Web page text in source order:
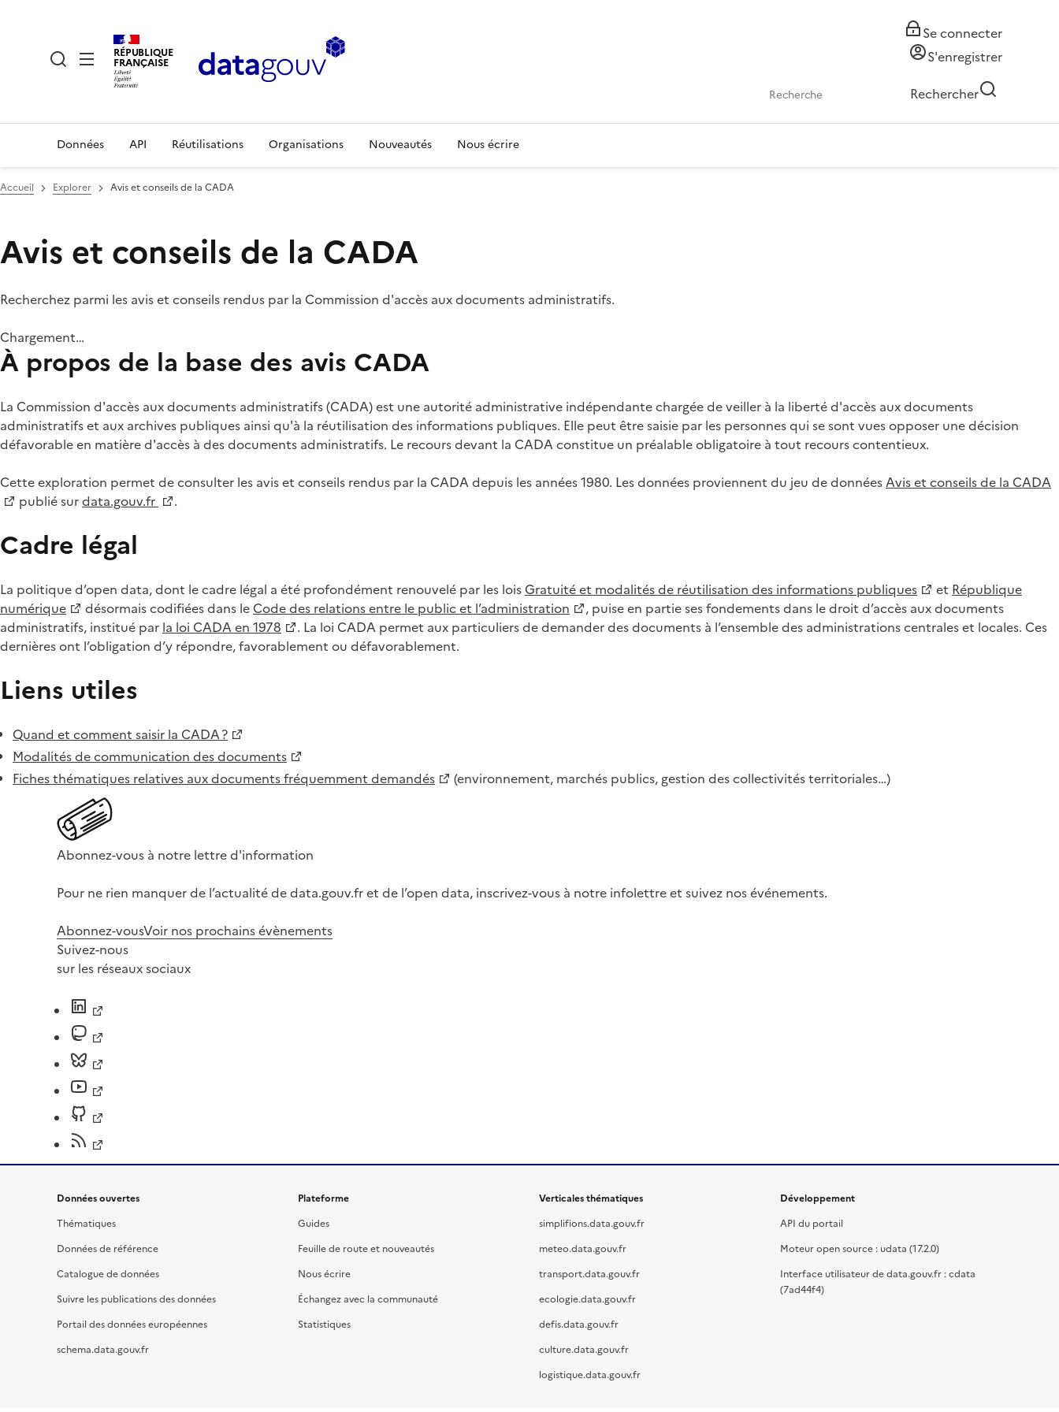
RÉPUBLIQUE
FRANÇAISE
Se connecter
S'enregistrer
Rechercher
Données API Réutilisations Organisations Nouveautés Nous écrire
Accueil Explorer Avis et conseils de la CADA
Avis et conseils de la CADA
Recherchez parmi les avis et conseils rendus par la Commission d'accès aux documents administratifs.
Chargement…
À propos de la base des avis CADA
La Commission d'accès aux documents administratifs (CADA) est une autorité administrative indépendante chargée de veiller à la liberté d'accès aux documents
administratifs et aux archives publiques ainsi qu'à la réutilisation des informations publiques. Elle peut être saisie par les personnes qui se sont vues opposer une décision
défavorable en matière d'accès à des documents administratifs. Le recours devant la CADA constitue un préalable obligatoire à tout recours contentieux.
Cette exploration permet de consulter les avis et conseils rendus par la CADA depuis les années 1980. Les données proviennent du jeu de donnéesAvis et conseils de la CADA
publié surdata.gouv.fr .
Cadre légal
La politique d’open data, dont le cadre légal a été profondément renouvelé par les loisGratuité et modalités de réutilisation des informations publiques et République
numérique
désormais codifiées dans le Code des relations entre le public et l’administration
, puise en partie ses fondements dans le droit d’accès aux documents
administratifs, institué par la loi CADA en 1978
. La loi CADA permet aux particuliers de demander des documents à l’ensemble des administrations centrales et locales. Ces
dernières ont l’obligation d’y répondre, favorablement ou défavorablement.
Liens utiles
Quand et comment saisir la CADA ?
Modalités de communication des documents
Fiches thématiques relatives aux documents fréquemment demandés
(environnement, marchés publics, gestion des collectivités territoriales…)
Abonnez-vous à notre lettre d'information
Pour ne rien manquer de l’actualité de data.gouv.fr et de l’open data, inscrivez-vous à notre infolettre et suivez nos événements.
Abonnez-vousVoir nos prochains évènements
Suivez-nous
sur les réseaux sociaux
Données ouvertes
Thématiques
Données de référence
Catalogue de données
Suivre les publications des données
Portail des données européennes
schema.data.gouv.fr
Plateforme
Guides
Feuille de route et nouveautés
Nous écrire
Échangez avec la communauté
Statistiques
Verticales thématiques
simplifions.data.gouv.fr
meteo.data.gouv.fr
transport.data.gouv.fr
ecologie.data.gouv.fr
defis.data.gouv.fr
culture.data.gouv.fr
logistique.data.gouv.fr
Développement
API du portail
Moteur open source : udata (17.2.0)
Interface utilisateur de data.gouv.fr : cdata
(7ad44f4)